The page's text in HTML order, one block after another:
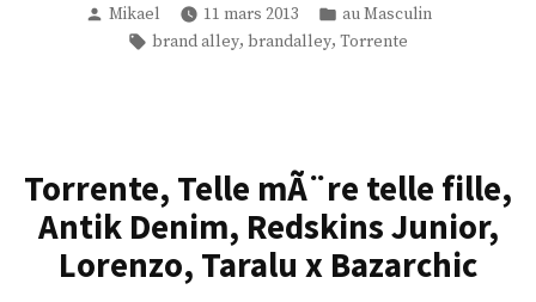
l
y
o
w
r
o
t
t
a
r
c
e
c
l
,
T
o
r
Publié
par
Mikael 11 mars 2013
Publié
dans
au Masculin
Étiquettes :
brand alley, brandalley, Torrente
Torrente, Telle mÃ¨re telle fille,
Antik Denim, Redskins Junior,
Lorenzo, Taralu x Bazarchic